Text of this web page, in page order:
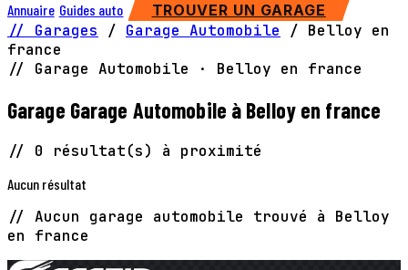
Annuaire Guides auto TROUVER UN GARAGE
// Garages / Garage Automobile / Belloy en
france
// Garage Automobile · Belloy en france
Garage Garage Automobile à Belloy en france
// 0 résultat(s) à proximité
Aucun résultat
// Aucun garage automobile trouvé à Belloy
en france